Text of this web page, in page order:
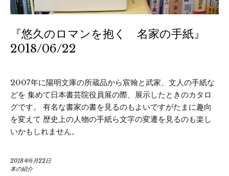
『悠久のロマンを抱く 名家の手紙』
2018/06/22
2007年に陽明文庫の所蔵品から宸翰と武家、文人の手紙な
どを 集めて日本書芸院役員展の際、展示したときのカタロ
グです。 有名な書家の書を見るのもよいですがたまに趣向
を変えて 歴史上の人物の手紙ら文字の変遷を見るのも楽し
いかもしれません。
2018年6月22日
本の紹介